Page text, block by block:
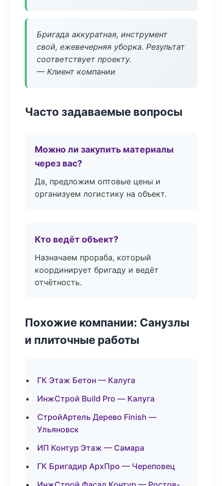
Бригада аккуратная, инструмент
свой, ежевечерняя уборка. Результат
соответствует проекту.
— Клиент компании
Часто задаваемые вопросы
Можно ли закупить материалы
через вас?
Да, предложим оптовые цены и
организуем логистику на объект.
Кто ведёт объект?
Назначаем прораба, который
координирует бригаду и ведёт
отчётность.
Похожие компании: Санузлы
и плиточные работы
ГК Этаж Бетон — Калуга
ИнжСтрой Build Pro — Калуга
СтройАртель Дерево Finish —
Ульяновск
ИП Контур Этаж — Самара
ГК Бригадир АрхПро — Череповец